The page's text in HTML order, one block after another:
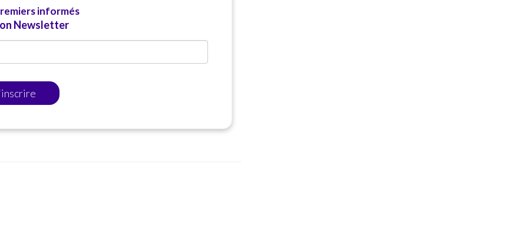
informés
Newsletter